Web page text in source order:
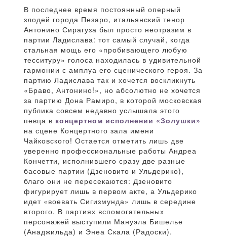
В последнее время постоянный оперный
злодей города Пезаро, итальянский тенор
Антонино Сирагуза был просто неотразим в
партии Ладислава: тот самый случай, когда
стальная мощь его «пробивающего любую
тесситуру» голоса находилась в удивительной
гармонии с амплуа его сценического героя. За
партию Ладислава так и хочется воскликнуть
«Браво, Антонино!», но абсолютно не хочется
за партию Дона Рамиро, в которой московская
публика совсем недавно услышала этого
певца в концертном исполнении «Золушки»
на сцене Концертного зала имени
Чайковского! Остается отметить лишь две
уверенно профессиональные работы Андреа
Кончетти, исполнившего сразу две разные
басовые партии (Дзеновито и Ульдерико),
благо они не пересекаются: Дзеновито
фигурирует лишь в первом акте, а Ульдерико
идет «воевать Сигизмунда» лишь в середине
второго. В партиях вспомогательных
персонажей выступили Мануэла Бишелье
(Анаджильда) и Энеа Скала (Радоски).